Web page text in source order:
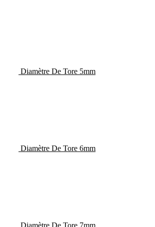
Diamètre De Tore 5mm
Diamètre De Tore 6mm
Diamètre De Tore 7mm